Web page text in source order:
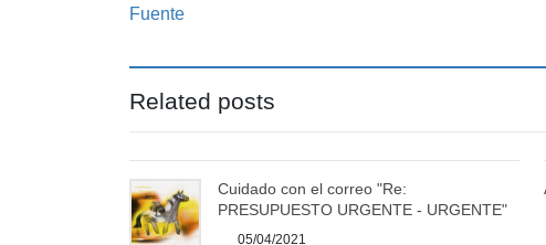
Fuente
Related posts
Cuidado con el correo "Re:
PRESUPUESTO URGENTE - URGENTE"
05/04/2021